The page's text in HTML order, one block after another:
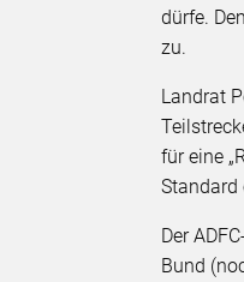
dürfe.
zu.
Landrat
für eine
Standard
Der
Bund